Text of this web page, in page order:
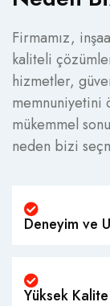
Firmamız,
kaliteli
hizmetler,
memnuniyetini
mükemmel
neden bizi
Deneyim ve
Yüksek